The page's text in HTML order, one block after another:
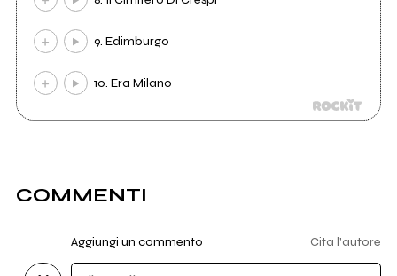
9. Edimburgo
10. Era Milano
COMMENTI
Aggiungi un commento Cita l'autore